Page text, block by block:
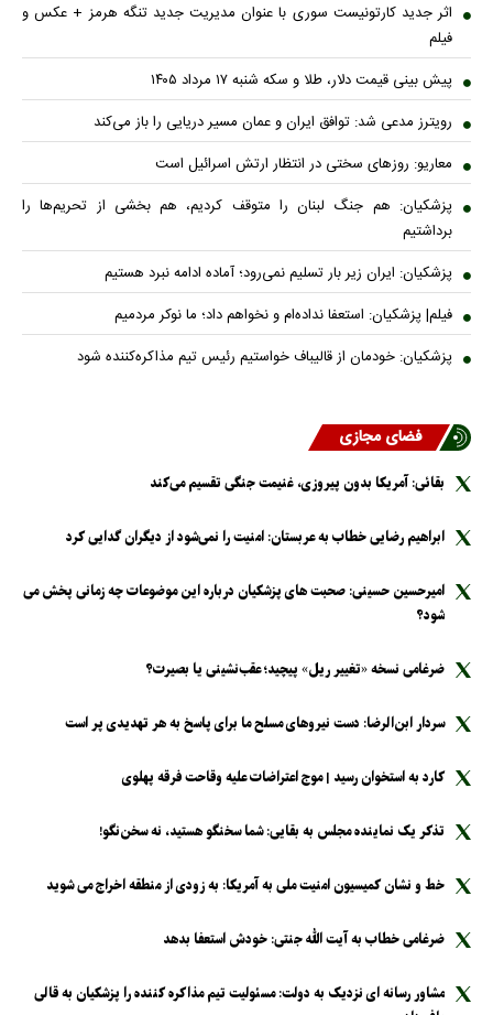
اثر جدید کارتونیست سوری با عنوان مدیریت جدید تنگه هرمز + عکس و
فیلم
پیش بینی قیمت دلار، طلا و سکه شنبه ۱۷ مرداد ۱۴۰۵
رویترز مدعی شد: توافق ایران و عمان مسیر دریایی را باز می‌کند
معاریو: روزهای سختی در انتظار ارتش اسرائیل است
پزشکیان: هم جنگ لبنان را متوقف کردیم، هم بخشی از تحریم‌ها را
برداشتیم
پزشکیان: ایران زیر بار تسلیم نمی‌رود؛ آماده ادامه نبرد هستیم
فیلم| پزشکیان: استعفا نداده‌ام و نخواهم داد؛ ما نوکر مردمیم
پزشکیان: خودمان از قالیباف خواستیم رئیس تیم مذاکره‌کننده شود
فضای مجازی
بقائی: آمریکا بدون پیروزی، غنیمت جنگی تقسیم می‌کند
ابراهیم رضایی خطاب به عربستان: امنیت را نمی‌شود از دیگران گدایی کرد
امیرحسین حسینی: صحبت های پزشکیان درباره این موضوعات چه زمانی پخش می
شود؟
ضرغامی نسخه «تغییر ریل» پیچید؛ عقب‌نشینی یا بصیرت؟
سردار ابن‌الرضا: دست نیرو‌های مسلح ما برای پاسخ به هر تهدیدی پر است
کارد به استخوان رسید | موج اعتراضات علیه وقاحت فرقه پهلوی
تذکر یک نماینده مجلس به بقایی: شما سخنگو هستید، نه سخن‌نگو!
خط و نشان کمیسیون امنیت ملی به آمریکا: به زودی از منطقه اخراج می شوید
ضرغامی خطاب به آیت الله جنتی: خودش استعفا بدهد
مشاور رسانه ای نزدیک به دولت: مسئولیت تیم مذاکره کننده را پزشکیان به قالی